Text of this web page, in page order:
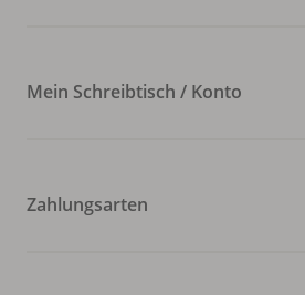
Mein Schreibtisch / Konto
Zahlungsarten